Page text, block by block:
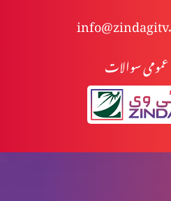
2
پارٹ 1
عمومی سوالات